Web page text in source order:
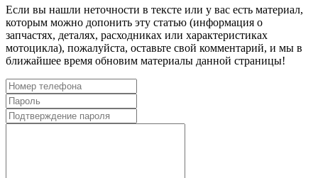
Если вы нашли неточности в тексте или у вас есть материал,
которым можно допонить эту статью (информация о
запчастях, деталях, расходниках или характеристиках
мотоцикла), пожалуйста, оставьте свой комментарий, и мы в
ближайшее время обновим материалы данной страницы!